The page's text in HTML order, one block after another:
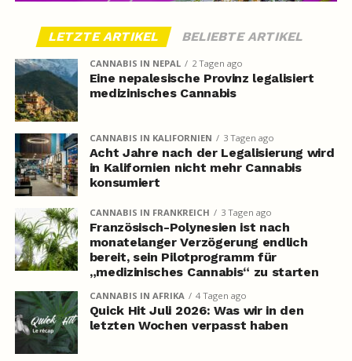
LETZTE ARTIKEL BELIEBTE ARTIKEL
CANNABIS IN NEPAL 2 Tagen ago
Eine nepalesische Provinz legalisiert
medizinisches Cannabis
CANNABIS IN KALIFORNIEN 3 Tagen ago
Acht Jahre nach der Legalisierung wird
in Kalifornien nicht mehr Cannabis
konsumiert
CANNABIS IN FRANKREICH 3 Tagen ago
Französisch-Polynesien ist nach
monatelanger Verzögerung endlich
bereit, sein Pilotprogramm für
„medizinisches Cannabis“ zu starten
CANNABIS IN AFRIKA 4 Tagen ago
Quick Hit Juli 2026: Was wir in den
letzten Wochen verpasst haben